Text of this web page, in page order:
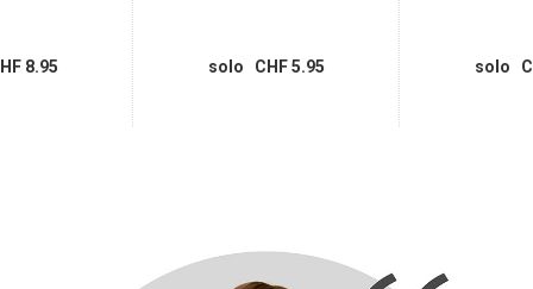
8.95 solo CHF 5.95 solo